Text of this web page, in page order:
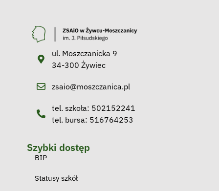
ul. Moszczanicka 9
34-300 Żywiec
zsaio@moszczanica.pl
tel. szkoła: 502152241
tel. bursa: 516764253
Szybki dostęp
BIP
Statusy szkół